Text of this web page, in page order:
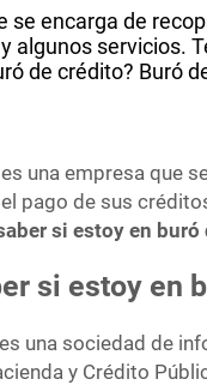
se encarga de
algunos servicios.
de crédito? Buró
es una empresa que
el pago de sus
si estoy en buró
si estoy en
una sociedad de
y Crédito